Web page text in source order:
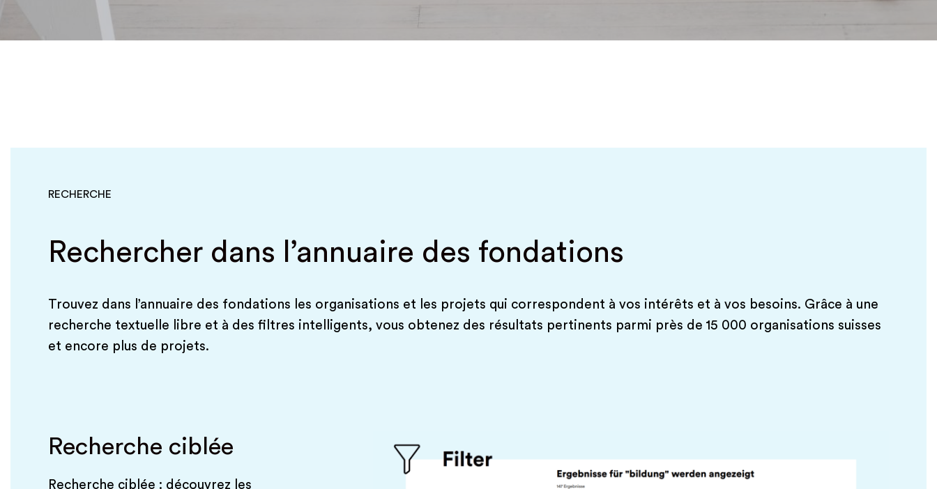
RECHERCHE
Rechercher dans l’annuaire des fondations
Trouvez dans l’annuaire des fondations les organisations et les projets qui correspondent à vos intérêts et à vos besoins. Grâce à une
recherche textuelle libre et à des filtres intelligents, vous obtenez des résultats pertinents parmi près de 15 000 organisations suisses
et encore plus de projets.
Recherche ciblée
Recherche ciblée : découvrez les